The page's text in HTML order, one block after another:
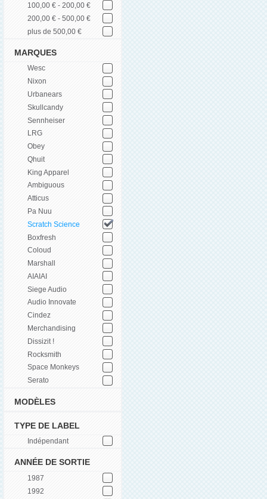
100,00 € - 200,00 €
200,00 € - 500,00 €
plus de 500,00 €
MARQUES
Wesc
Nixon
Urbanears
Skullcandy
Sennheiser
LRG
Obey
Qhuit
King Apparel
Ambiguous
Atticus
Pa Nuu
Scratch Science
Boxfresh
Coloud
Marshall
AIAIAI
Siege Audio
Audio Innovate
Cindez
Merchandising
Dissizit !
Rocksmith
Space Monkeys
Serato
MODÈLES
TYPE DE LABEL
Indépendant
ANNÉE DE SORTIE
1987
1992